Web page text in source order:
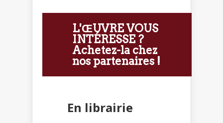
L'ŒUVRE VOUS
INTÉRESSE ?
Achetez-la chez
nos partenaires !
En librairie